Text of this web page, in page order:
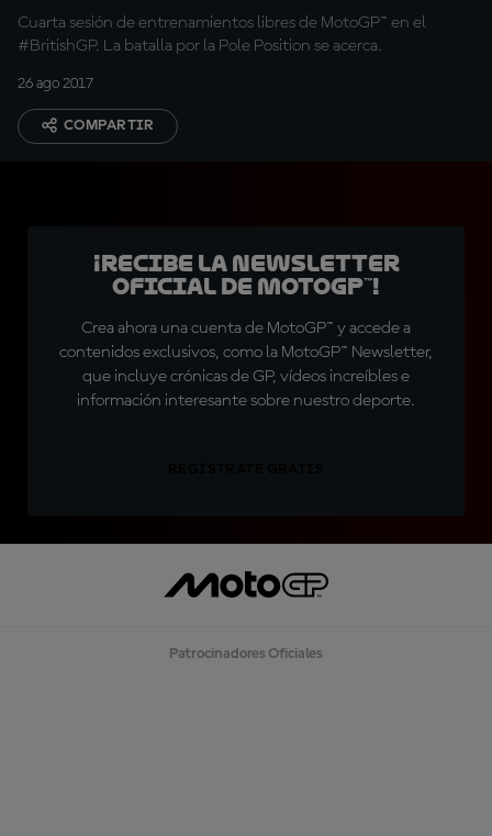
Cuarta sesión de entrenamientos libres de MotoGP™ en el
#BritishGP. La batalla por la Pole Position se acerca.
26 ago 2017
COMPARTIR
¡Recibe la Newsletter
oficial de MotoGP™!
Crea ahora una cuenta de MotoGP™ y accede a
contenidos exclusivos, como la MotoGP™ Newsletter,
que incluye crónicas de GP, vídeos increíbles e
información interesante sobre nuestro deporte.
Patrocinadores Oficiales